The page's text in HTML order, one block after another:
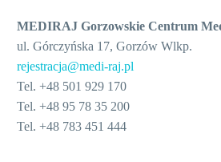
MEDIRAJ Gorzowskie Centrum
ul. Górczyńska 17, Gorzów Wlkp.
rejestracja@medi-raj.pl
Tel. +48 501 929 170
Tel. +48 95 78 35 200
Tel. +48 783 451 444